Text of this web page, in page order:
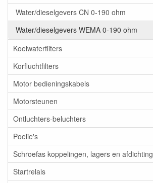
Water/dieselgevers CN 0-190 ohm
Water/dieselgevers WEMA 0-190 ohm
Koelwaterfilters
Korfluchtfilters
Motor bedieningskabels
Motorsteunen
Ontluchters-beluchters
Poelie's
Schroefas koppelingen, lagers en afdichting
Startrelais